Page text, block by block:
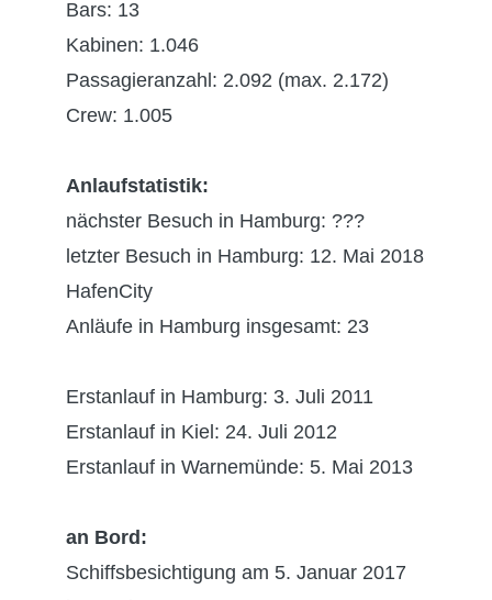
Bars: 13
Kabinen: 1.046
Passagieranzahl: 2.092 (max. 2.172)
Crew: 1.005
Anlaufstatistik:
nächster Besuch in Hamburg: ???
letzter Besuch in Hamburg: 12. Mai 2018
HafenCity
Anläufe in Hamburg insgesamt: 23
Erstanlauf in Hamburg: 3. Juli 2011
Erstanlauf in Kiel: 24. Juli 2012
Erstanlauf in Warnemünde: 5. Mai 2013
an Bord:
Schiffsbesichtigung am 5. Januar 2017